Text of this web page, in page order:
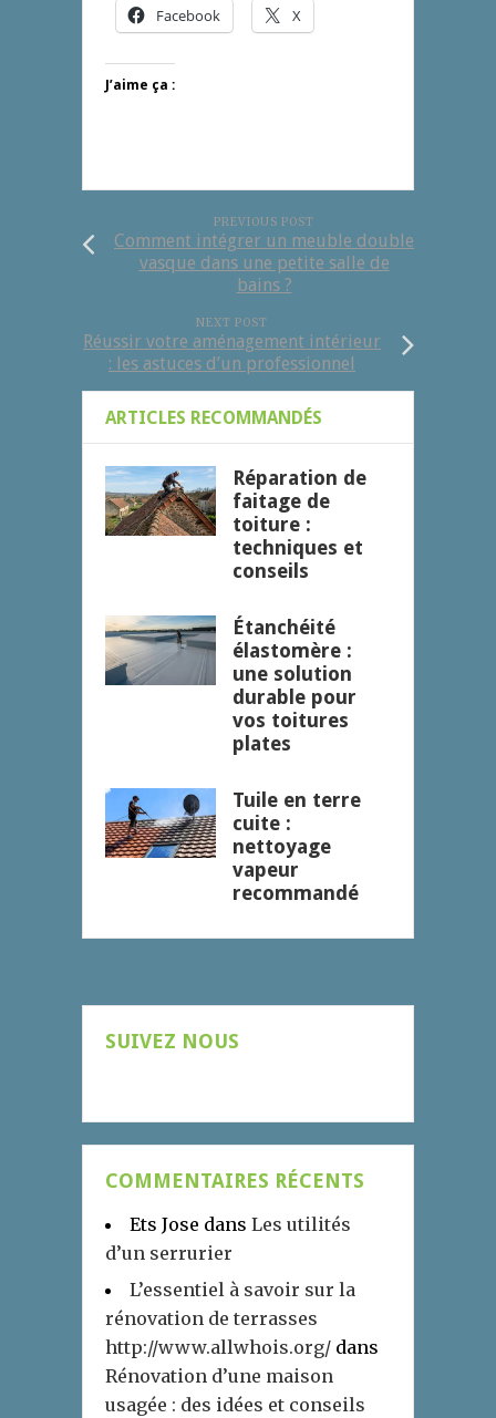
Facebook X
J’aime ça :
PREVIOUS POST
Comment intégrer un meuble double
vasque dans une petite salle de
bains ?
NEXT POST
Réussir votre aménagement intérieur
: les astuces d’un professionnel
ARTICLES RECOMMANDÉS
Réparation de
faitage de
toiture :
techniques et
conseils
Étanchéité
élastomère :
une solution
durable pour
vos toitures
plates
Tuile en terre
cuite :
nettoyage
vapeur
recommandé
SUIVEZ NOUS
COMMENTAIRES RÉCENTS
Ets Jose dans Les utilités
d’un serrurier
L’essentiel à savoir sur la
rénovation de terrasses
http://www.allwhois.org/ dans
Rénovation d’une maison
usagée : des idées et conseils